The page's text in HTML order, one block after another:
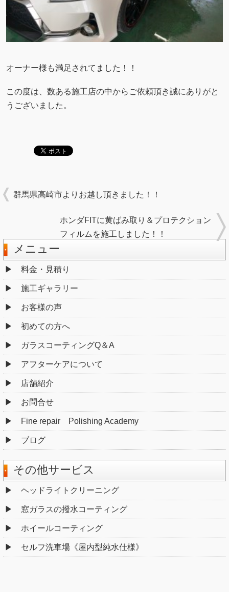
オーナー様も満足されてました！！
この度は、数ある施工店の中からご依頼頂き誠にありがと
うございました。
群馬県高崎市よりお越し頂きました！！
ホンダFITに黄ばみ取り＆プロテクション
フィルムを施工しました！！
メニュー
料金・見積り
施工ギャラリー
お客様の声
初めての方へ
ガラスコーティングQ＆A
アフターケアについて
店舗紹介
お問合せ
Fine repair Polishing Academy
ブログ
その他サービス
ヘッドライトクリーニング
窓ガラスの撥水コーティング
ホイールコーティング
セルフ洗車場《屋内型純水仕様》